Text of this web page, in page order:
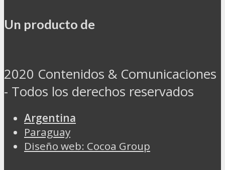
Un producto de
2020 Contenidos & Comunicaciones
- Todos los derechos reservados
Argentina
Paraguay
Diseño web: Cocoa Group